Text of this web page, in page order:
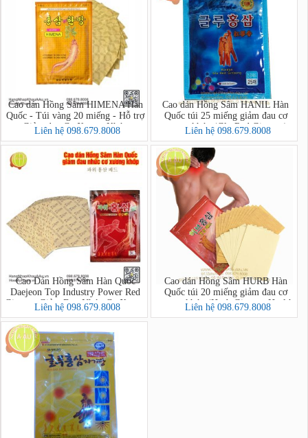
Cao dán Hồng Sâm HIMENA Hàn
Quốc - Túi vàng 20 miếng - Hỗ trợ
Giảm đau Cơ Xương Khớp
Liên hệ 098.679.8008
Cao dán Hồng Sâm HANIL Hàn
Quốc túi 25 miếng giảm đau cơ
xương khớp (Glu Red Ginseng)
Liên hệ 098.679.8008
Cao Dán Hồng Sâm Hàn Quốc
Daejeon Top Industry Power Red
Ginseng Giảm Đau Nhức Cơ Xương
Khớp (Túi 20 Miếng)
Liên hệ 098.679.8008
Cao dán Hồng Sâm HURB Hàn
Quốc túi 20 miếng giảm đau cơ
xương khớp (Hurb Ginseng Health
Liên hệ 098.679.8008